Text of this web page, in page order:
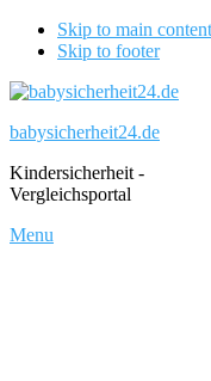
Skip to main content
Skip to footer
babysicherheit24.de
Kindersicherheit -
Vergleichsportal
Menu